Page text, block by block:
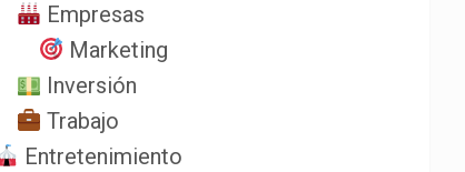
Empresas
Marketing
Inversión
Trabajo
Entretenimiento